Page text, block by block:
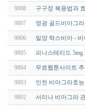
9808 구구정 복용법과
9807 영광 골드비아그
9806 밀양 럭스비아 -
9805 피나스테리드
9804 무료웹툰사이트
9803 인천 비아그라효
9802 서리나 비아그라